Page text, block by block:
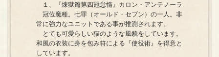
１、『煉獄篇第四冠怠惰』カロン・アンテノーラ
冠位魔種。七罪（オールド・セブン）の一人。非
常に強力なユニットである事が推測されます。
とても可愛らしい猫のような風貌をしています。
和風の衣装に身を包み符による『使役術』を得意と
しています。